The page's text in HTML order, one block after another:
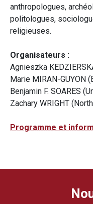
anthropologues,
politologues,
religieuses.
Organisateurs :
Agnieszka
Marie MIRAN-GUYON
Benjamin F. SOARES
Zachary WRIGHT
Programme et